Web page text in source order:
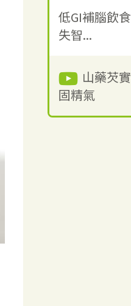
低GI補腦飲
失智...
山藥芡
固精氣